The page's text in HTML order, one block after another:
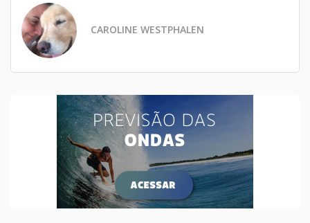
CAROLINE WESTPHALEN